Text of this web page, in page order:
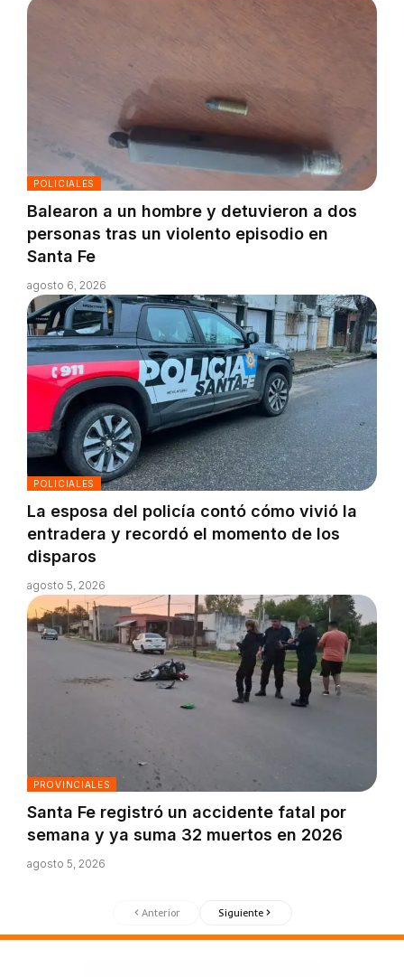
POLICIALES
Balearon a un hombre y detuvieron a dos
personas tras un violento episodio en
Santa Fe
agosto 6, 2026
POLICIALES
La esposa del policía contó cómo vivió la
entradera y recordó el momento de los
disparos
agosto 5, 2026
PROVINCIALES
Santa Fe registró un accidente fatal por
semana y ya suma 32 muertos en 2026
agosto 5, 2026
Anterior Siguiente